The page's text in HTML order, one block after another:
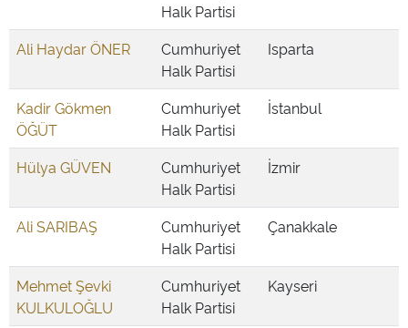
Halk Partisi
Ali Haydar ÖNER
Cumhuriyet
Halk Partisi
Isparta
Kadir Gökmen
ÖĞÜT
Cumhuriyet
Halk Partisi
İstanbul
Hülya GÜVEN
Cumhuriyet
Halk Partisi
İzmir
Ali SARIBAŞ
Cumhuriyet
Halk Partisi
Çanakkale
Mehmet Şevki
KULKULOĞLU
Cumhuriyet
Halk Partisi
Kayseri